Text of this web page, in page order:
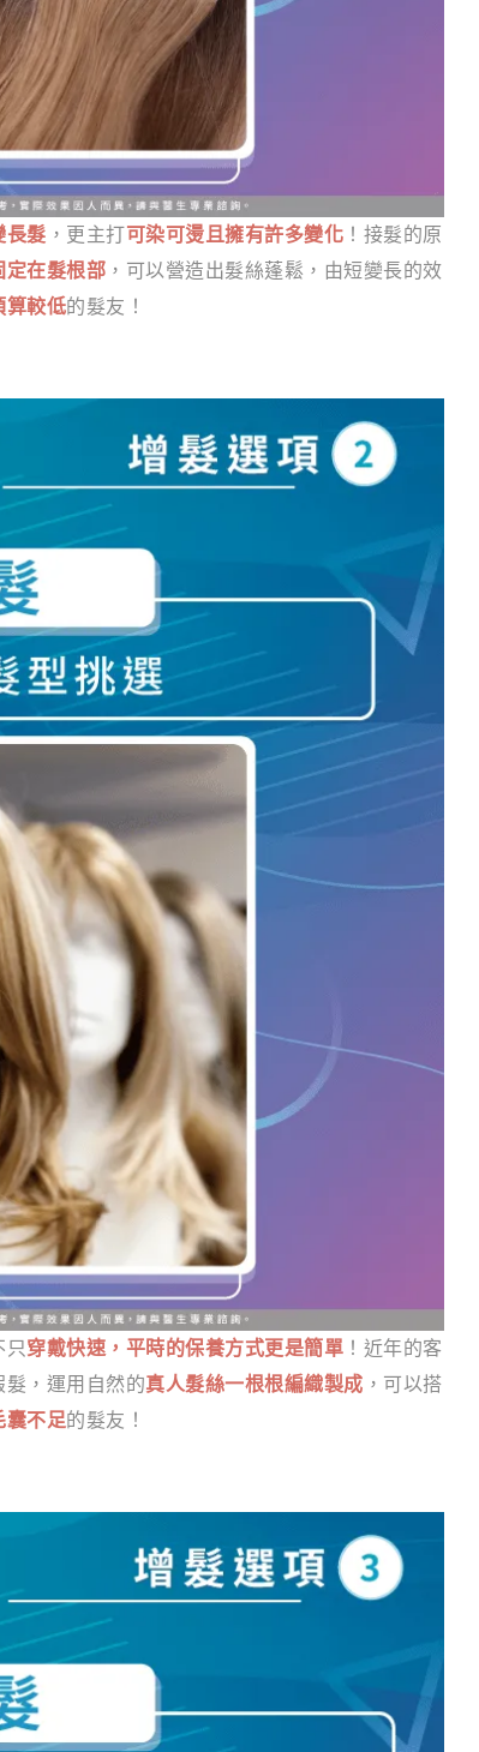
長髮 ，更主打可染可燙且擁有許多變化 ！接髮的原
定在髮根部 ，可以營造出髮絲蓬鬆，由短變長的效
算較低的髮友！
只穿戴快速，平時的保養方式更是簡單 ！近年的客
髮，運用自然的真人髮絲一根根編織製成 ，可以搭
囊不足的髮友！